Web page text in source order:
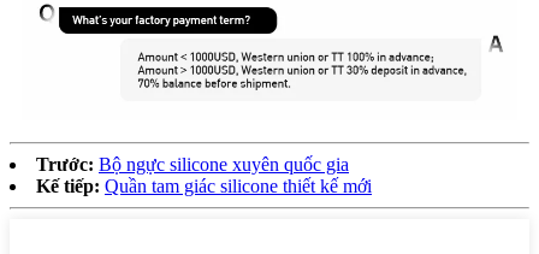
Trước: Bộ ngực silicone xuyên quốc gia
Kế tiếp: Quần tam giác silicone thiết kế mới